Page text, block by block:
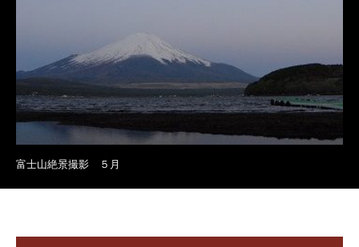
富士山絶景撮影 ５月